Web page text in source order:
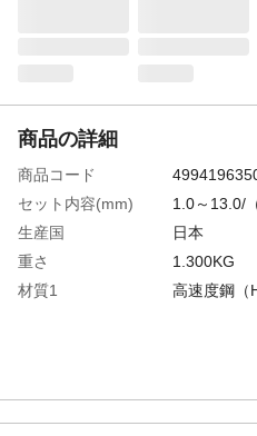
商品の詳細
商品コード
セット内容(mm)
1.0～13.0/
生産国
日本
重さ
1.300KG
材質1
高速度鋼（